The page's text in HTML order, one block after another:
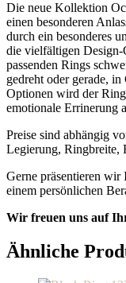
Die neue Kollektion
einen besonderen
durch ein besonderes
die vielfältigen Design-
passenden Rings
gedreht oder gerade,
Optionen wird der
emotionale Errinerung
Preise sind abhängig
Legierung, Ringbreite,
Gerne präsentieren wir
einem persönlichen
Wir freuen uns auf
Ähnliche